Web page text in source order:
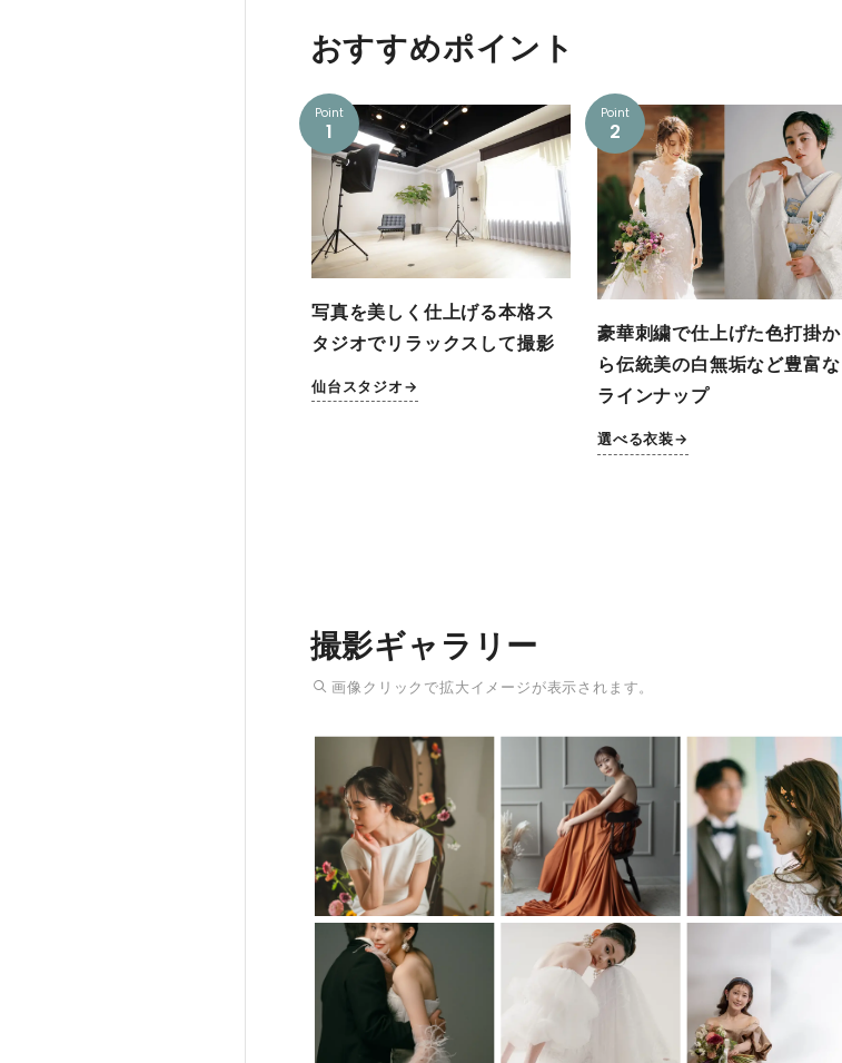
おすすめポイント
Point
1
写真を美しく仕上げる本格ス
タジオでリラックスして撮影
仙台スタジオ→
Point
2
豪華刺繍で仕上げた色打掛か
ら伝統美の白無垢など豊富な
ラインナップ
選べる衣装→
撮影ギャラリー
画像クリック で拡大イメージが表示されます。